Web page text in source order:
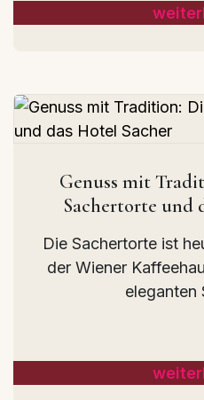
Genuss mit
Sachertorte und
Die Sachertorte ist
der Wiener
eleganten